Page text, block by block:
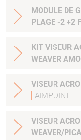
MODULE DE
PLAGE -2 +2
KIT VISEUR
WEAVER
VISEUR
AIMPOINT
VISEUR
WEAVER/